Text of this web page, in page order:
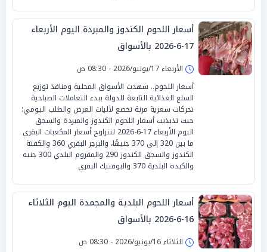
أسعار اللحوم الكندوز والمبردة اليوم الأربعاء
17-6-2026 بالأسواق
الأربعاء 17/يونيو/2026 - 08:30 ص
أسعار اللحوم.. شهدت الأسواق المحلية ومنافذ توزيع
السلع الغذائية التابعة للدولة ببدء التعاملات الصباحية
تحركات سعرية مرنة تخضع لآليات العرض والطلب اليومي؛
حيث تذبذبت أسعار اللحوم الكندوز والمبردة والسجق
اليوم الأربعاء 17-6-2026 لتتراوح أسعار المكعبات البقري
ما بين 320 إلى 370 جنيهًا، والبرجر البقري 360 والكفتة
الكندوز والسجق الكندوز 290 والمفروم البلدي 300 جنيه
والكبدة البلدية 370 والبوفتيك البقري
أسعار اللحوم البلدية والمجمدة اليوم الثلاثاء
16-6-2026 بالأسواق
الثلاثاء 16/يونيو/2026 - 08:30 ص